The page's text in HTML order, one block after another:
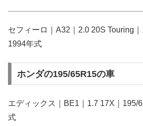
セフィーロ｜A32｜2.0 20S Touring｜
1994年式
ホンダの195/65R15の車
エディックス｜BE1｜1.7 17X｜195/
式